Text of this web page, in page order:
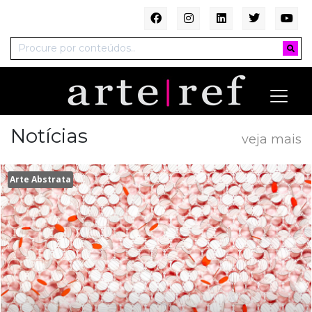
Notícias veja mais
Arte Abstrata